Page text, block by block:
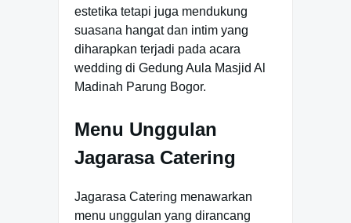
estetika tetapi juga mendukung
suasana hangat dan intim yang
diharapkan terjadi pada acara
wedding di Gedung Aula Masjid Al
Madinah Parung Bogor.
Menu Unggulan
Jagarasa Catering
Jagarasa Catering menawarkan
menu unggulan yang dirancang